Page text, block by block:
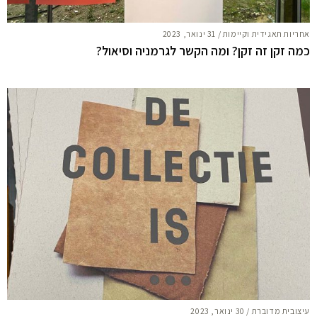
אחריות תאגידית וקיימות / 31 ינואר, 2023
כמה זקן זה זקן? ומה הקשר לגרמניה וסיאול?
עיצובית מדוברת / 30 ינואר, 2023